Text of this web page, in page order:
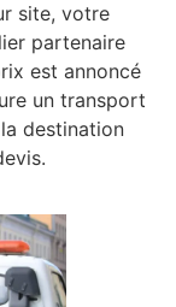
site, votre
partenaire
est annoncé
un transport
destination